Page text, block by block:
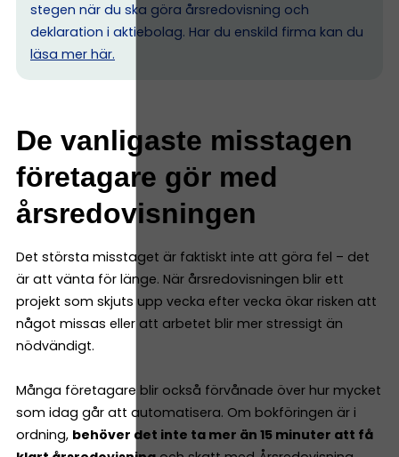
stegen när du ska göra årsredovisning och
deklaration i aktiebolag. Har du enskild firma kan du
läsa mer här.
De vanligaste misstagen
företagare gör med
årsredovisningen
Det största misstaget är faktiskt inte att göra fel – det
är att vänta för länge. När årsredovisningen blir ett
projekt som skjuts upp vecka efter vecka ökar risken att
något missas eller att arbetet blir mer stressigt än
nödvändigt.
Många företagare blir också förvånade över hur mycket
som idag går att automatisera. Om bokföringen är i
ordning, behöver det inte ta mer än 15 minuter att få